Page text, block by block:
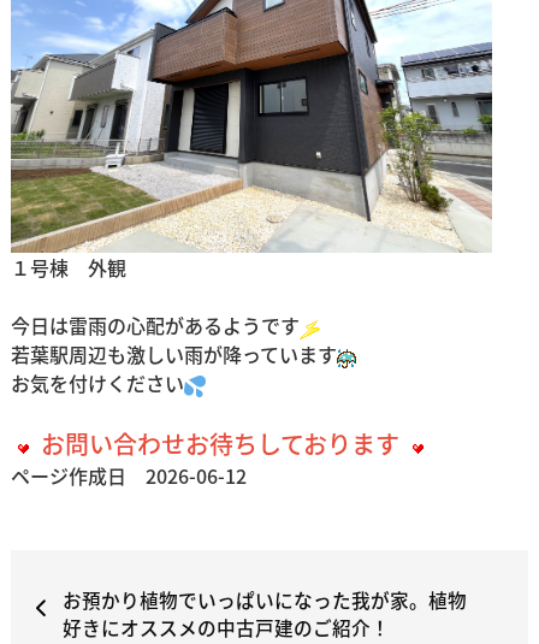
１号棟 外観
今日は雷雨の心配があるようです
若葉駅周辺も激しい雨が降っています
お気を付けください
お問い合わせお待ちしております
ページ作成日 2026-06-12
お預かり植物でいっぱいになった我が家。植物
好きにオススメの中古戸建のご紹介！